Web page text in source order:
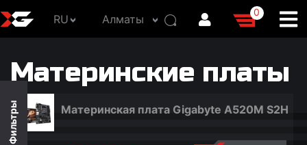
RU Алматы
0
Фильтры
В наличии
По цене
По названию
Материнские платы
Материнская плата Gigabyte A520M S2H